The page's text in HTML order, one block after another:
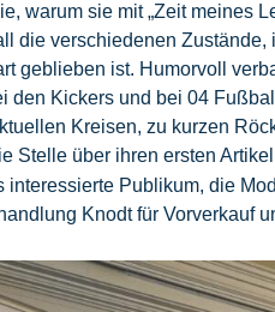
warum sie mit „Zeit meines
verschiedenen
geblieben ist. Humorvoll
Kickers und bei 04
Kreisen, zu kurzen
Stelle über ihren ersten
Publikum, die
Knodt für Vorverkauf